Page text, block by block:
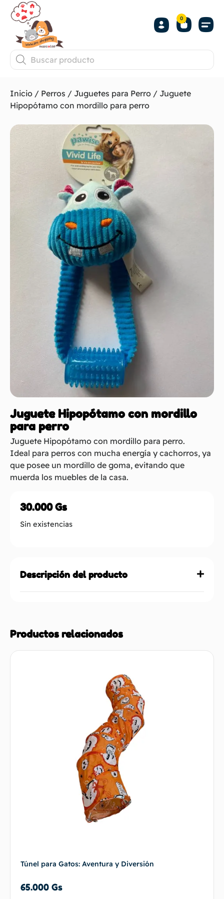
0
Inicio / Perros / Juguetes para Perro / Juguete
Hipopótamo con mordillo para perro
Juguete Hipopótamo con mordillo
para perro
Juguete Hipopótamo con mordillo para perro.
Ideal para perros con mucha energía y cachorros, ya
que posee un mordillo de goma, evitando que
muerda los muebles de la casa.
30.000Gs
Sin existencias
Descripción del producto
Productos relacionados
Túnel para Gatos: Aventura y Diversión
65.000 Gs